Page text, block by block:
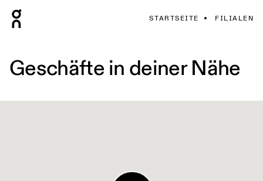
STARTSEITE FILIALEN
Geschäfte in deiner Nähe